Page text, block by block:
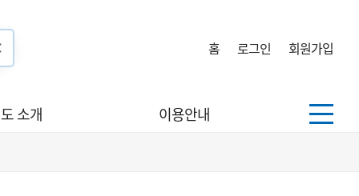
홈 로그인 회원가입
소개 이용안내